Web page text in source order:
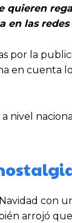
en las redes
por la
en cuenta
nivel
con
arrojó